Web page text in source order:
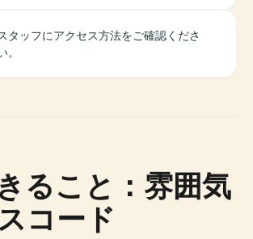
タッフにアクセス方法をご確認くださ
。
ること：雰囲気
コード